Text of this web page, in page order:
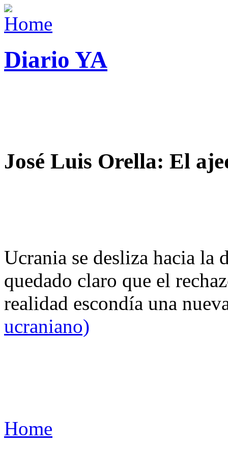
Diario YA
José Luis Orella: El
Ucrania se desliza hacia
quedado claro que el
realidad escondía una
ucraniano)
Home